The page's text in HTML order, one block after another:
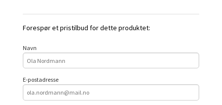
Forespør et pristilbud for dette produktet:
Navn
E-postadresse